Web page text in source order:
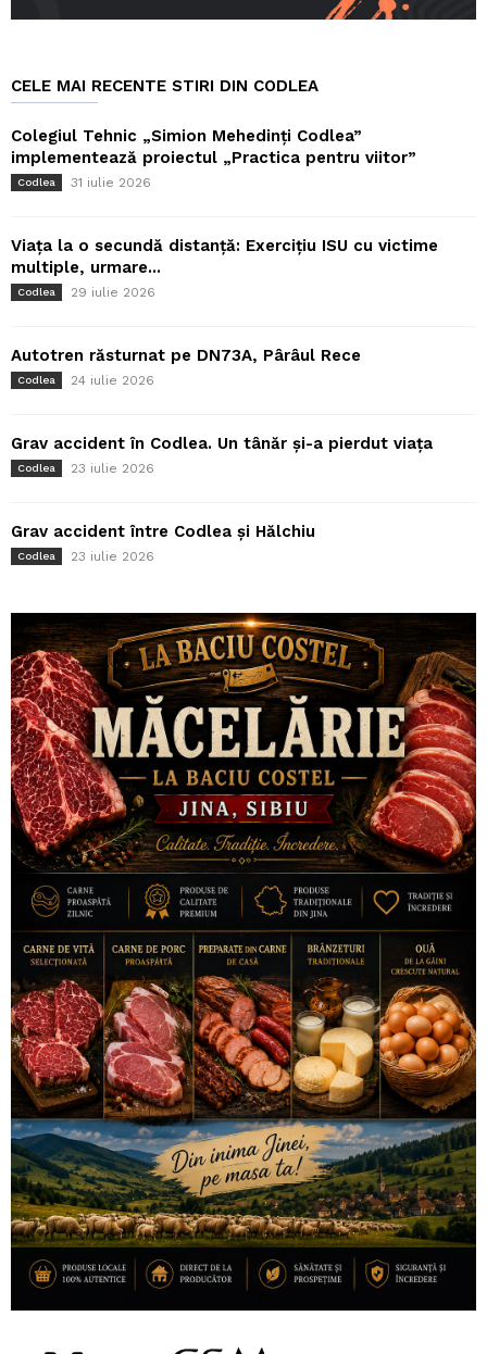
CELE MAI RECENTE STIRI DIN CODLEA
Colegiul Tehnic „Simion Mehedinți Codlea”
implementează proiectul „Practica pentru viitor”
Codlea 31 iulie 2026
Viața la o secundă distanță: Exercițiu ISU cu victime
multiple, urmare...
Codlea 29 iulie 2026
Autotren răsturnat pe DN73A, Pârâul Rece
Codlea 24 iulie 2026
Grav accident în Codlea. Un tânăr și-a pierdut viața
Codlea 23 iulie 2026
Grav accident între Codlea și Hălchiu
Codlea 23 iulie 2026